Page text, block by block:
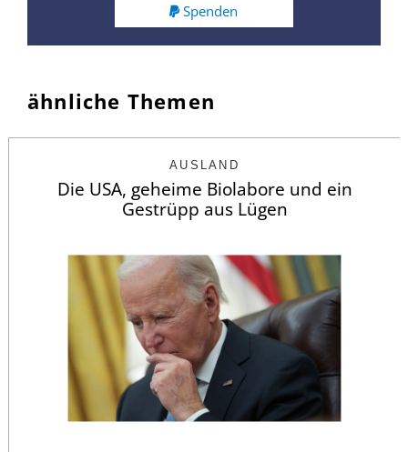
Spenden
ähnliche Themen
AUSLAND
Die USA, geheime Biolabore und ein
Gestrüpp aus Lügen